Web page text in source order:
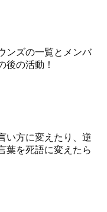
ンズの一覧とメンバ
後の活動！
い方に変えたり、逆
葉を死語に変えたら